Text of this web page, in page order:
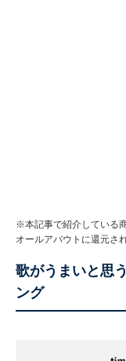
※本記事で紹介している
オールアバウトに還元さ
歌がうまいと思
ング